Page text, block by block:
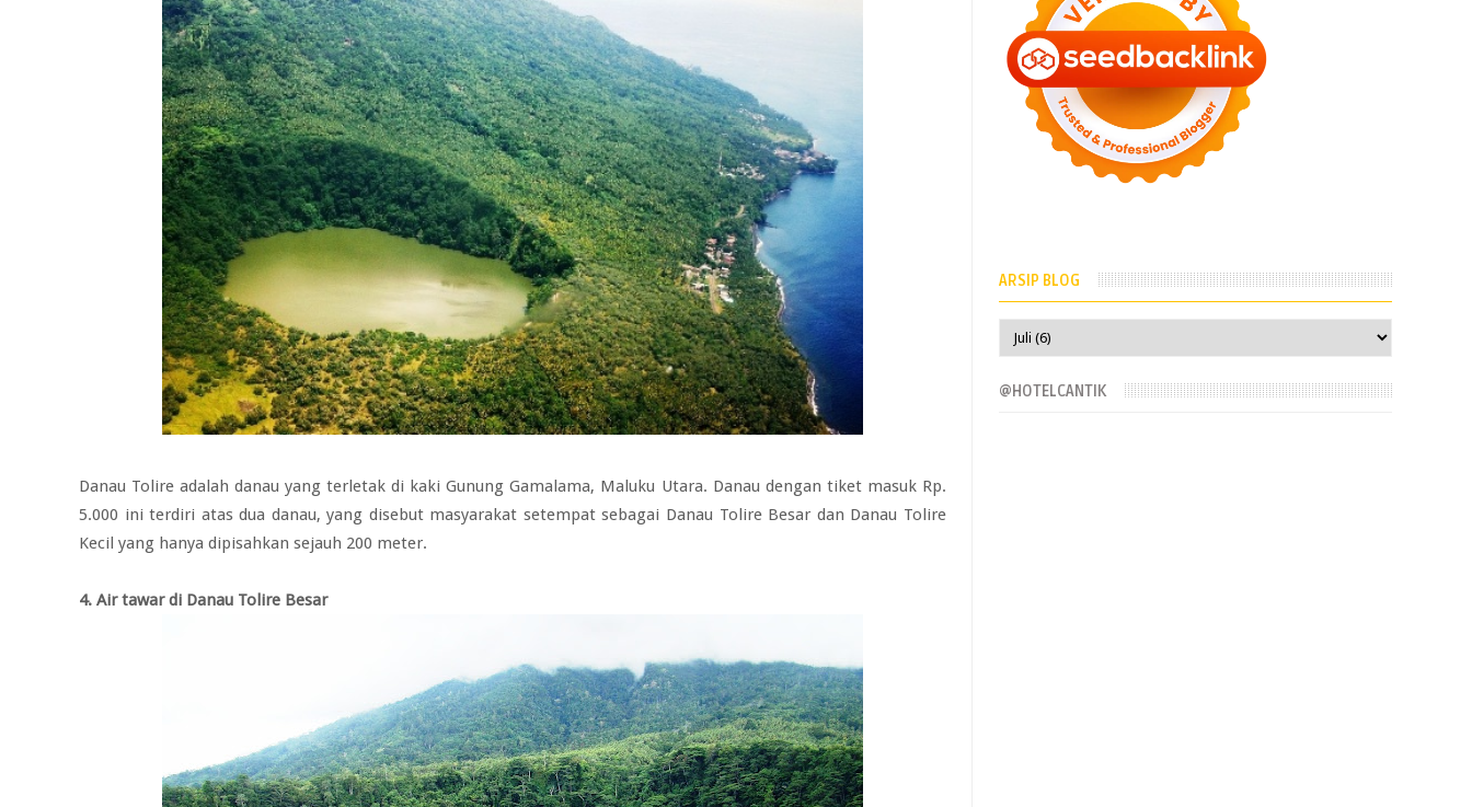
Danau Tolire adalah danau yang terletak di kaki Gunung Gamalama, Maluku Utara. Danau dengan tiket masuk Rp.
5.000 ini terdiri atas dua danau, yang disebut masyarakat setempat sebagai Danau Tolire Besar dan Danau Tolire
Kecil yang hanya dipisahkan sejauh 200 meter.
4. Air tawar di Danau Tolire Besar
ARSIP BLOG
@HOTELCANTIK